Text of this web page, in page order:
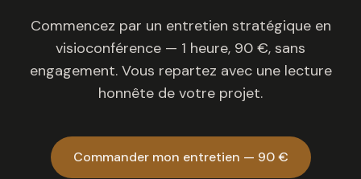
Commencez par un entretien stratégique en
visioconférence — 1 heure, 90 €, sans
engagement. Vous repartez avec une lecture
honnête de votre projet.
Commander mon entretien — 90 €